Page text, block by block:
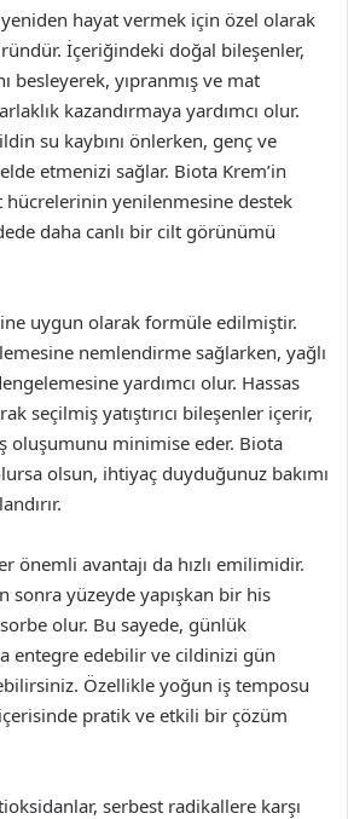
hayat vermek için özel olarak
İçeriğindeki doğal bileşenler,
besleyerek, yıpranmış ve mat
kazandırmaya yardımcı olur.
su kaybını önlerken, genç ve
etmenizi sağlar. Biota Krem’in
hücrelerinin yenilenmesine destek
daha canlı bir cilt görünümü
uygun olarak formüle edilmiştir.
nemlendirme sağlarken, yağlı
yardımcı olur. Hassas
seçilmiş yatıştırıcı bileşenler içerir,
oluşumunu minimise eder. Biota
olsun, ihtiyaç duyduğunuz bakımı
önemli avantajı da hızlı emilimidir.
sonra yüzeyde yapışkan bir his
olur. Bu sayede, günlük
entegre edebilir ve cildinizi gün
Özellikle yoğun iş temposu
pratik ve etkili bir çözüm
serbest radikallere karşı